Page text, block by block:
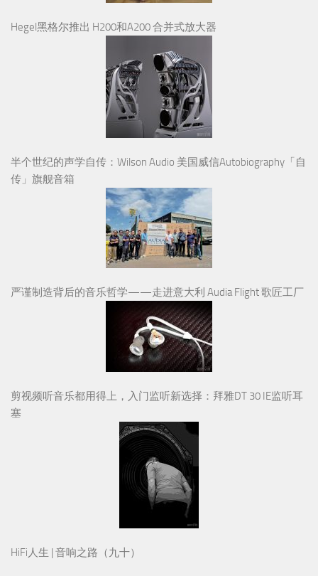
Hegel黑格尔推出 H200和A200 合并式放大器
半个世纪的声学自传：Wilson Audio 美国威信Autobiography「自
传」旗舰音箱
严谨制造背后的音乐哲学——走进意大利 Audia Flight 歌匠工厂
剪视频听音乐都用得上，入门监听新选择：拜雅DT 30 IE监听耳
塞
HiFi人生 | 音响之路（九十）